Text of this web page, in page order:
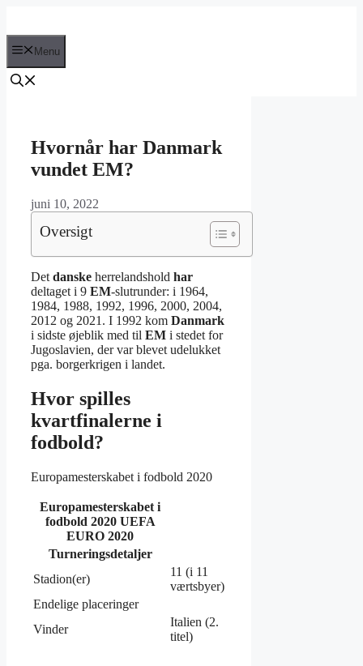
Menu
Hvornår har Danmark
vundet EM?
juni 10, 2022
Oversigt
Det danske herrelandshold har
deltaget i 9 EM-slutrunder: i 1964,
1984, 1988, 1992, 1996, 2000, 2004,
2012 og 2021. I 1992 kom Danmark
i sidste øjeblik med til EM i stedet for
Jugoslavien, der var blevet udelukket
pga. borgerkrigen i landet.
Hvor spilles
kvartfinalerne i
fodbold?
Europamesterskabet i fodbold 2020
Europamesterskabet i
fodbold 2020 UEFA
EURO 2020
Turneringsdetaljer
Stadion(er)
11 (i 11
værtsbyer)
Endelige placeringer
Vinder
Italien (2.
titel)